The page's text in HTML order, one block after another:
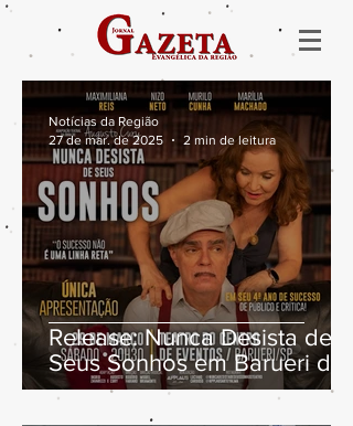
Release: Nunca Desista de
Seus Sonhos em Barueri dia
29/03
Notícias da Região
27 de mar. de 2025
2 min de leitura